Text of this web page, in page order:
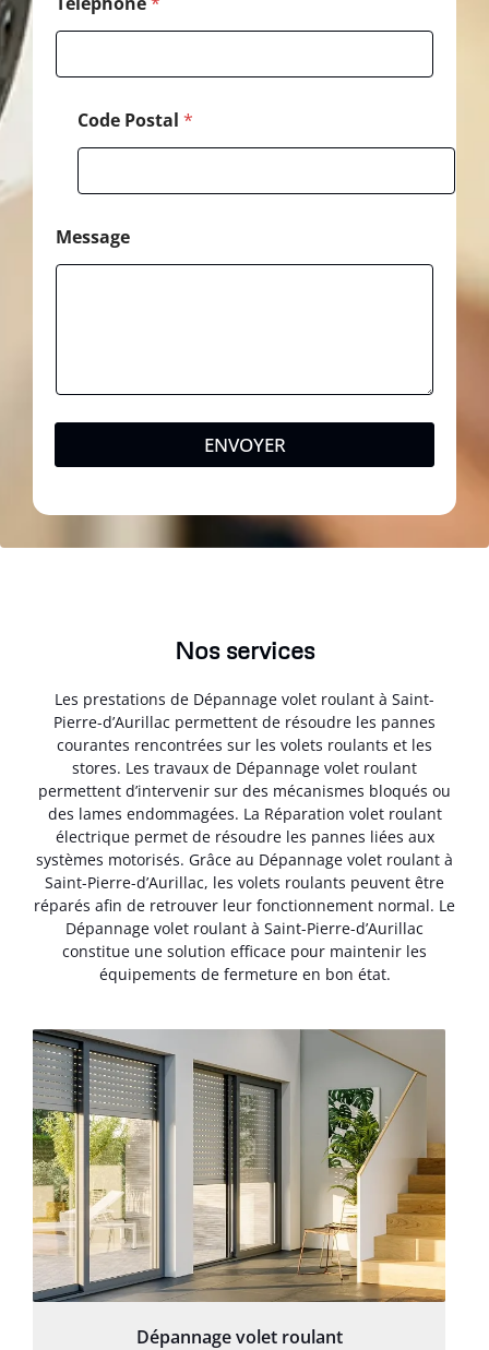
Code Postal *
Message
ENVOYER
Nos services
Les prestations de Dépannage volet roulant à Saint-
Pierre-d’Aurillac permettent de résoudre les pannes
courantes rencontrées sur les volets roulants et les
stores. Les travaux de Dépannage volet roulant
permettent d’intervenir sur des mécanismes bloqués ou
des lames endommagées. La Réparation volet roulant
électrique permet de résoudre les pannes liées aux
systèmes motorisés. Grâce au Dépannage volet roulant à
Saint-Pierre-d’Aurillac, les volets roulants peuvent être
réparés afin de retrouver leur fonctionnement normal. Le
Dépannage volet roulant à Saint-Pierre-d’Aurillac
constitue une solution efficace pour maintenir les
équipements de fermeture en bon état.
Dépannage volet roulant